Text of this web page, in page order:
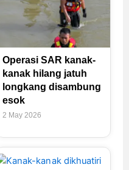
Operasi SAR kanak-
kanak hilang jatuh
longkang disambung
esok
2 May 2026